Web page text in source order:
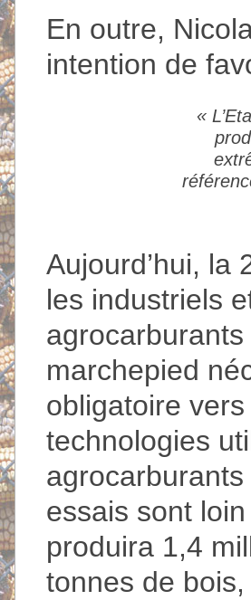
En outre,
intention de
«
Aujourd’hui, la
les industriels
marchepied
obligatoire
technologies
essais sont
produira 1,4
tonnes de